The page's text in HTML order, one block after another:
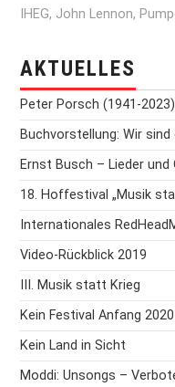
IHEG, John Lennon,
AKTUELLES
Peter Porsch (1941-2023)
Buchvorstellung: Wir sind
Ernst Busch – Lieder
18. Hoffestival „Musik
Internationales
Video-Rückblick 2019
III. Musik statt Krieg
Kein Festival Anfang 2020
Kein Land in Sicht
Moddi: Unsongs –